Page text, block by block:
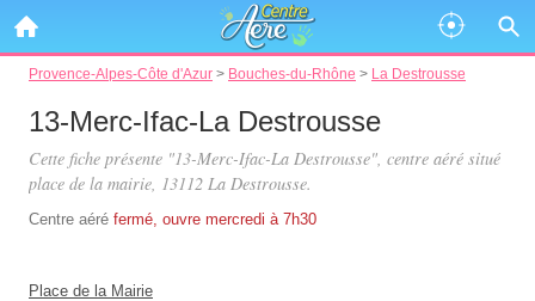
Provence-Alpes-Côte d'Azur > Bouches-du-Rhône > La Destrousse
13-Merc-Ifac-La Destrousse
Cette fiche présente "13-Merc-Ifac-La Destrousse", centre aéré situé
place de la mairie, 13112 La Destrousse.
Centre aéré fermé, ouvre mercredi à 7h30
Place de la Mairie